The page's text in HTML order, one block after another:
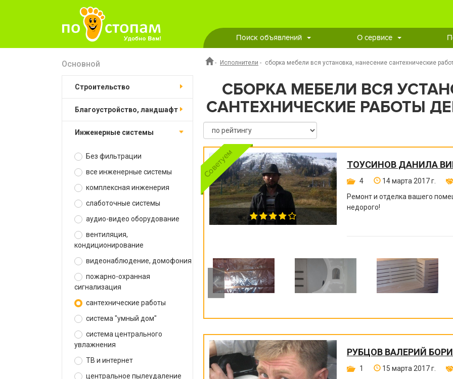
Поиск объявлений О сервисе
Основной
строительство
благоустройство, ландшафт
инженерные системы
Без фильтрации
все инженерные системы
комплексная инженерия
слаботочные системы
аудио-видео оборудование
вентиляция,
кондиционирование
видеонаблюдение, домофония
пожарно-охранная
сигнализация
сантехнические работы
система "умный дом"
система центрального
увлажнения
ТВ и интернет
центральное пылеудаление
- Исполнители - сборка мебели вся установка, нанесение сантехнические
СБОРКА МЕБЕЛИ ВСЯ
САНТЕХНИЧЕСКИЕ РАБОТЫ
ТОУСИНОВ ДАНИЛА
4 14 марта 2017 г.
Ремонт и отделка вашего
недорого!
РУБЦОВ ВАЛЕРИЙ
1 15 марта 2017 г.